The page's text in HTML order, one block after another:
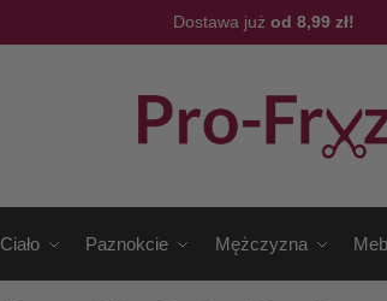
Dostawa już od 8,99 zł!
Ciało Paznokcie Mężczyzna